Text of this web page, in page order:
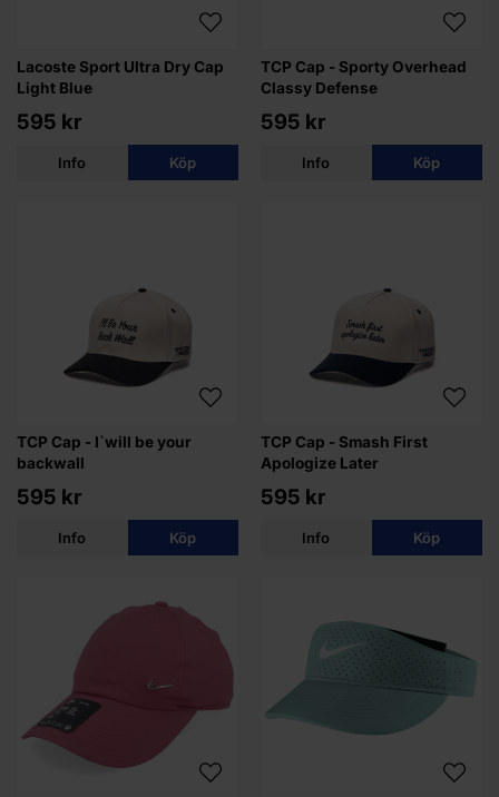
Lacoste Sport Ultra Dry Cap
Light Blue
595 kr
Info Köp
TCP Cap - Sporty Overhead
Classy Defense
595 kr
Info Köp
TCP Cap - I`will be your
backwall
595 kr
Info Köp
TCP Cap - Smash First
Apologize Later
595 kr
Info Köp